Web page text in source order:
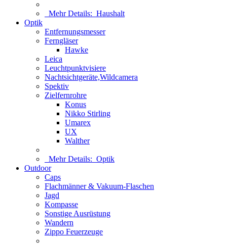
Mehr Details: Haushalt
Optik
Entfernungsmesser
Ferngläser
Hawke
Leica
Leuchtpunktvisiere
Nachtsichtgeräte,Wildcamera
Spektiv
Zielfernrohre
Konus
Nikko Stirling
Umarex
UX
Walther
Mehr Details: Optik
Outdoor
Caps
Flachmänner & Vakuum-Flaschen
Jagd
Kompasse
Sonstige Ausrüstung
Wandern
Zippo Feuerzeuge